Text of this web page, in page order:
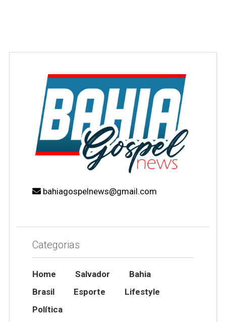
bahiagospelnews@gmail.com
Categorias
Home Salvador
Bahia
Brasil
Esporte
Lifestyle
Política